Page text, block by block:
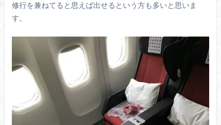
修行を兼ねてると思えば出せるという方も多いと思いま
す。